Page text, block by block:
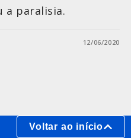
a paralisia.
12/06/2020
Voltar ao início